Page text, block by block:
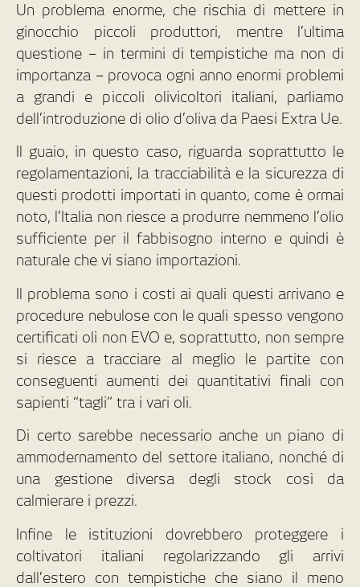
Un problema enorme, che rischia di mettere in
ginocchio piccoli produttori, mentre l’ultima
questione – in termini di tempistiche ma non di
importanza – provoca ogni anno enormi problemi
a grandi e piccoli olivicoltori italiani, parliamo
dell’introduzione di olio d’oliva da Paesi Extra Ue.
Il guaio, in questo caso, riguarda soprattutto le
regolamentazioni, la tracciabilità e la sicurezza di
questi prodotti importati in quanto, come è ormai
noto, l’Italia non riesce a produrre nemmeno l’olio
sufficiente per il fabbisogno interno e quindi è
naturale che vi siano importazioni.
Il problema sono i costi ai quali questi arrivano e
procedure nebulose con le quali spesso vengono
certificati oli non EVO e, soprattutto, non sempre
si riesce a tracciare al meglio le partite con
conseguenti aumenti dei quantitativi finali con
sapienti “tagli” tra i vari oli.
Di certo sarebbe necessario anche un piano di
ammodernamento del settore italiano, nonché di
una gestione diversa degli stock così da
calmierare i prezzi.
Infine le istituzioni dovrebbero proteggere i
coltivatori italiani regolarizzando gli arrivi
dall’estero con tempistiche che siano il meno